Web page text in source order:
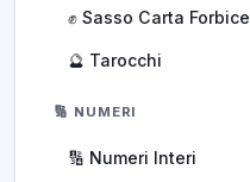
✊ Sasso Carta Forbice
🔮 Tarocchi
🔢 NUMERI
🔢 Numeri Interi